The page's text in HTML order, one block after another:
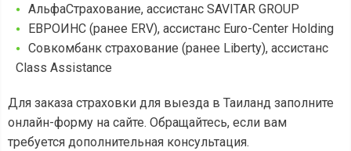
АльфаСтрахование, ассистанс SAVITAR GROUP
ЕВРОИНС (ранее ERV), ассистанс Euro-Center Holding
Совкомбанк страхование (ранее Liberty), ассистанс
Class Assistance
Для заказа страховки для выезда в Таиланд заполните
онлайн-форму на сайте. Обращайтесь, если вам
требуется дополнительная консультация.